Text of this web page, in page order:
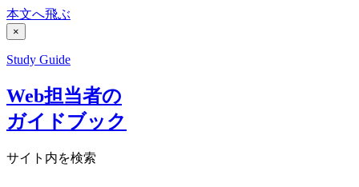
本文へ飛ぶ
×
Study Guide
Web担当者の
ガイドブック
サイト内を検索